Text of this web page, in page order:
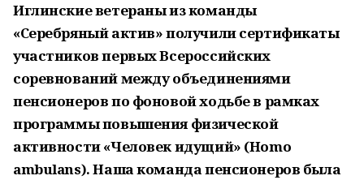
Иглинские ветераны из команды
«Серебряный актив» получили сертификаты
участников первых Всероссийских
соревнований между объединениями
пенсионеров по фоновой ходьбе в рамках
программы повышения физической
активности «Человек идущий» (Homo
ambulans). Наша команда пенсионеров была